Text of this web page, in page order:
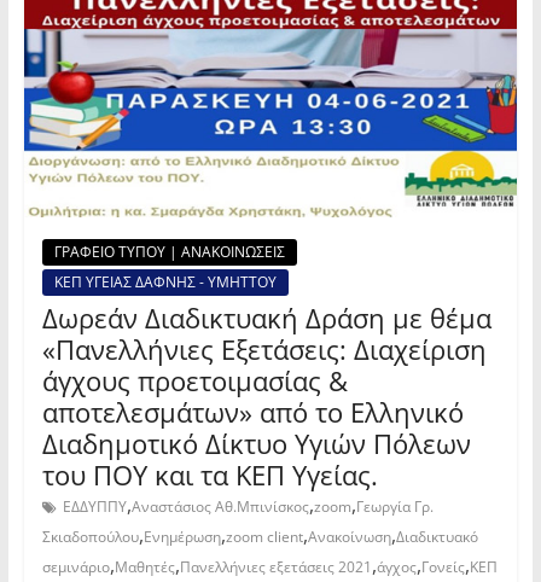
ΓΡΑΦΕΙΟ ΤΥΠΟΥ | ΑΝΑΚΟΙΝΩΣΕΙΣ
ΚΕΠ ΥΓΕΙΑΣ ΔΑΦΝΗΣ - ΥΜΗΤΤΟΥ
Δωρεάν Διαδικτυακή Δράση με θέμα
«Πανελλήνιες Εξετάσεις: Διαχείριση
άγχους προετοιμασίας &
αποτελεσμάτων» από το Ελληνικό
Διαδημοτικό Δίκτυο Υγιών Πόλεων
του ΠΟΥ και τα ΚΕΠ Υγείας.
ΕΔΔΥΠΠΥ,Αναστάσιος Αθ.Μπινίσκος,zoom,Γεωργία Γρ.
Σκιαδοπούλου,Ενημέρωση,zoom client,Ανακοίνωση,Διαδικτυακό
σεμινάριο,Μαθητές,Πανελλήνιες εξετάσεις 2021,άγχος,Γονείς,ΚΕΠ